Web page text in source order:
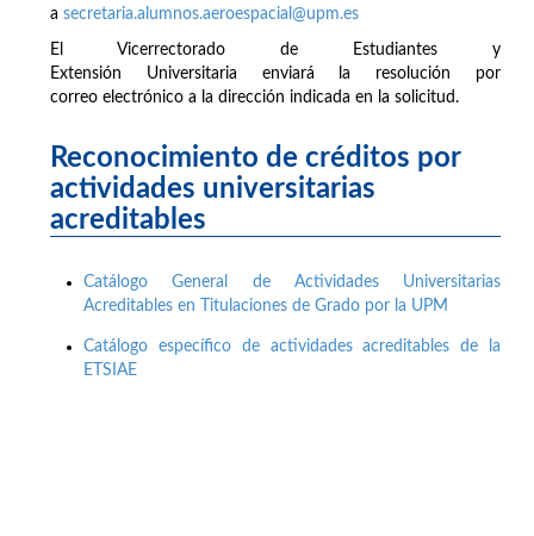
a secretaria.alumnos.aeroespacial@upm.es
El Vicerrectorado de Estudiantes y
Extensión Universitaria enviará la resolución por
correo electrónico a la dirección indicada en la solicitud.
Reconocimiento de créditos por
actividades universitarias
acreditables
Catálogo General de Actividades Universitarias
Acreditables en Titulaciones de Grado por la UPM
Catálogo específico de actividades acreditables de la
ETSIAE